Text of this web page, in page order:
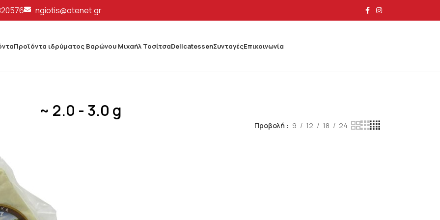
ngiotis@otenet.gr
Προϊόντα ιδρύματος Βαρώνου Μιχαήλ ΤοσίτσαDelicatessenΣυνταγέςΕπικοινωνία
~ 2.0 - 3.0 g
Προβολή 9 12 18 24